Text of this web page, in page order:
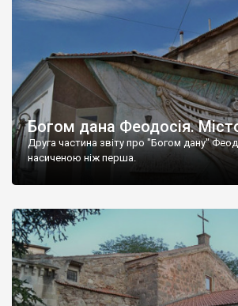
Богом дана Феодосія.
Друга частина звіту про "Богом дану"
насиченою ніж перша.